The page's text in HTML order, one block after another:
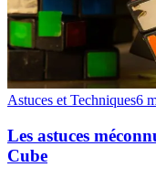
Astuces et Techniques6
Les astuces
Cube